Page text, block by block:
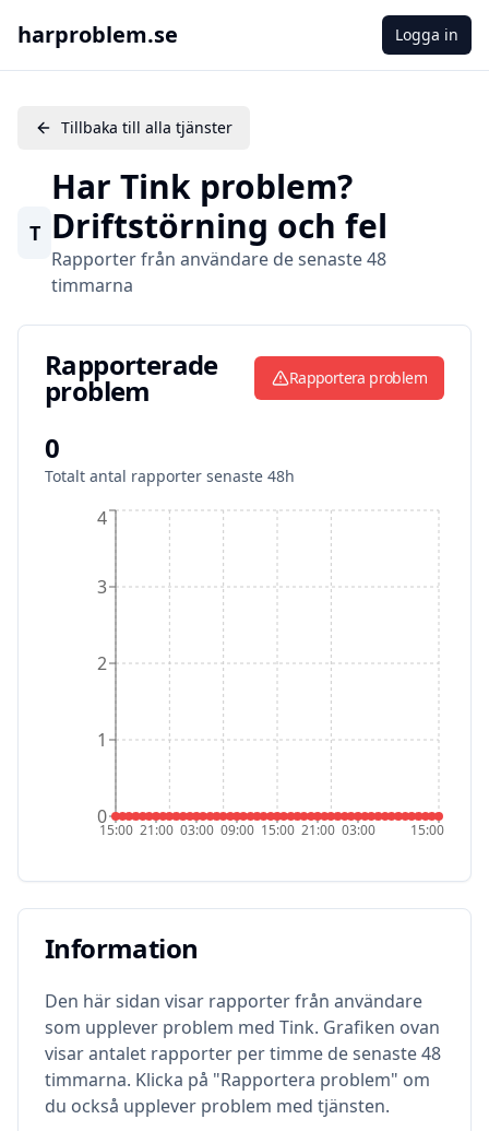
harproblem.se Logga in
Tillbaka till alla tjänster
T
HarTink problem?
Driftstörning och fel
Rapporter från användare de senaste 48
timmarna
Rapporterade problem
Rapporterade
problem Rapportera problem
0
Totalt antal rapporter senaste 48h
15:00 21:00 03:00 09:00 15:00 21:00 03:00 15:00
0
1
2
3
4
Information
Information
Den här sidan visar rapporter från användare
som upplever problem med Tink. Grafiken ovan
visar antalet rapporter per timme de senaste 48
timmarna. Klicka på "Rapportera problem" om
du också upplever problem med tjänsten.